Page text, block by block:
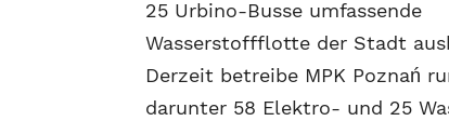
25 Urbino-Busse umfassende
Wasserstoffflotte der Stadt
Derzeit betreibe MPK Poznań
darunter 58 Elektro- und 25